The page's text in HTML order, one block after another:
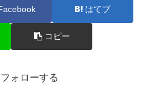
はてブ
コピー
ォローする